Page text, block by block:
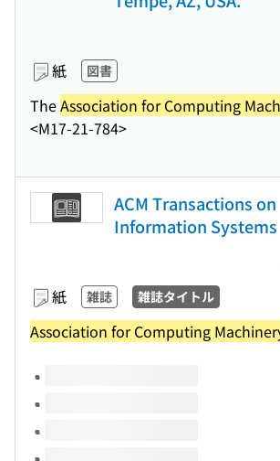
紙 図書
TheAssociation for Computing
<M17-21-784>
ACM Transactions on
Information Systems
紙 雑誌 雑誌タイトル
Association for Computing
このタイトルの巻号